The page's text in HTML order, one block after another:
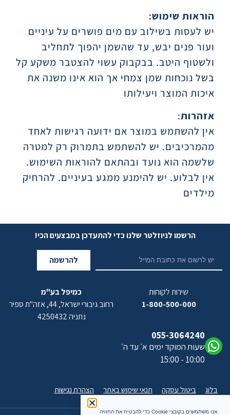
הוראות שימוש:
יש לעסות בשילוב עם מים פושרים על עיניים
ועור פנים יבש, עד שהשמן יהפוך לתחליב
ולשטוף היטב. בבקבוק עשוי להצטבר משקע קל
בשל נוכחות שמן צמחי אך הוא אינו משנה את
איכות המוצר ויעילותו
אזהרות:
אין להשתמש במוצר אם ידועה רגישות לאחד
מהמרכיבים. יש להשתמש בתמרוק רק למטרה
שלשמה הוא נועד ובהתאם להוראות השימוש.
אין לבלוע. יש להימנע ממגע בעיניים. להרחיק
מילדים
הרשמו לניוזלטר שלנו כדי להתעדכן במבצעים הכי!
להרשמה
שירות לקוחות
1-800-500-000
055-3064240
שעות המוקד ימים א׳ עד ה׳
10:00 - 15:00
כמיפל בע"מ
רחוב גיבורי ישראל, 44, אזה"ת ספיר
נתניה 4250432
בלוג ביטול עסקה תנאי שימוש באתר הצהרת נגישות
אנו משתמשים בקובצי Cookie כדי להבטיח את החוויה